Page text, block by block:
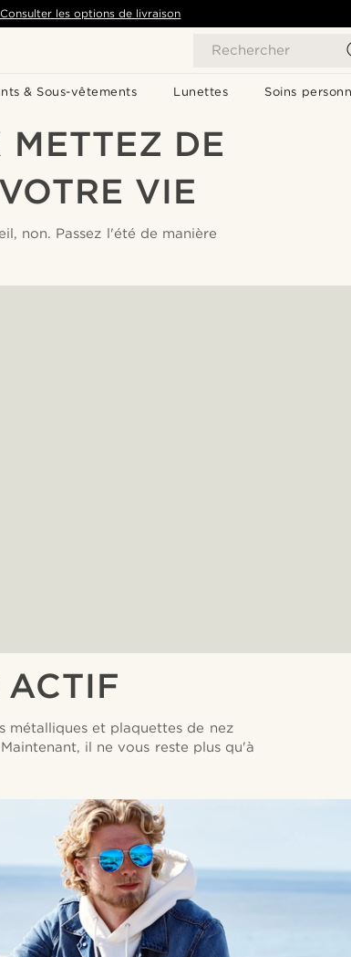
Rechercher
& Sous-vêtements Lunettes Soins
Consulter les options de livraison
METTEZ DE
VIE
non. Passez l'été de manière
métalliques et plaquettes de nez
il ne vous reste plus qu'à